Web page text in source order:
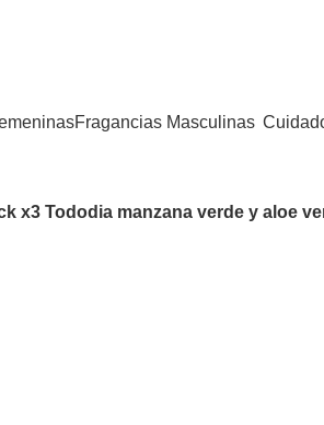
Fragancias Masculinas
x3 Tododia manzana verde y aloe